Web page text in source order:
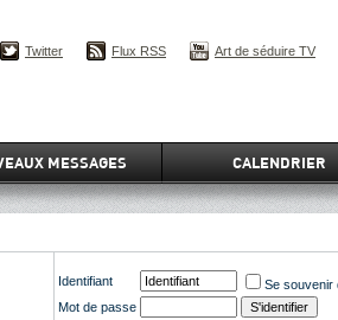
MESSAGES CALENDRIER
Twitter Flux RSS Art de séduire TV
Identifiant
Se souvenir
Mot de passe